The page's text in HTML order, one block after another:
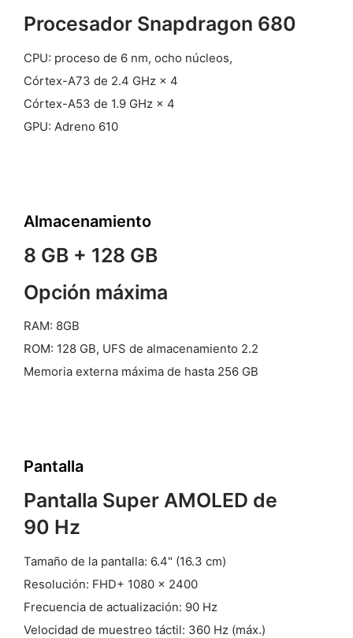
Procesador Snapdragon 680
CPU: proceso de 6 nm, ocho núcleos,
Córtex-A73 de 2.4 GHz × 4
Córtex-A53 de 1.9 GHz × 4
GPU: Adreno 610
Almacenamiento
8 GB + 128 GB
Opción máxima
RAM: 8GB
ROM: 128 GB, UFS de almacenamiento 2.2
Memoria externa máxima de hasta 256 GB
Pantalla
Pantalla Super AMOLED de
90 Hz
Tamaño de la pantalla: 6.4" (16.3 cm)
Resolución: FHD+ 1080 × 2400
Frecuencia de actualización: 90 Hz
Velocidad de muestreo táctil: 360 Hz (máx.)